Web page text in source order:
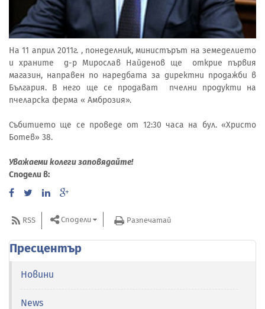
На 11 април 2011г. , понеделник, министърът на земеделието
и храните д-р Мирослав Найденов ще открие първия
магазин, направен по наредбата за директни продажби в
България. В него ще се продават пчелни продукти на
пчеларска ферма « Амброзия».
Събитието ще се проведе от 12:30 часа на бул. «Христо
Ботев» 38.
Уважаеми колеги заповядайте!
Сподели в:
RSS Сподели Разпечатай
Пресцентър
Новини
News